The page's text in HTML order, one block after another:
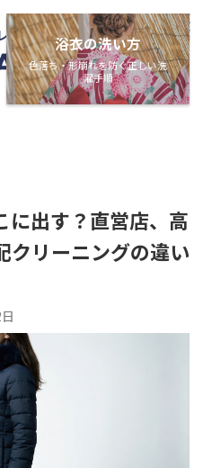
浴衣の洗い方
色落ち・形崩れを防ぐ正しい洗
濯手順
に出す？直営店、高
クリーニングの違い